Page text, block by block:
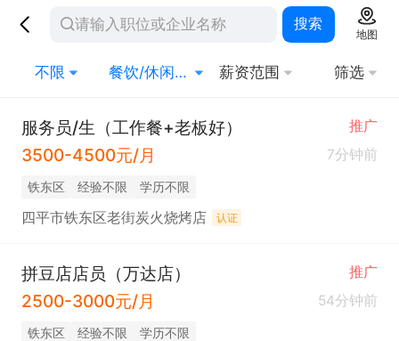
搜索
地图
不限 餐饮/休闲/娱乐/旅游 薪资范围 筛选
服务员/生（工作餐+老板好） 推广
3500-4500元/月 7分钟前
铁东区 经验不限 学历不限
四平市铁东区老街炭火烧烤店 认证
拼豆店店员（万达店） 推广
2500-3000元/月 54分钟前
铁东区 经验不限 学历不限